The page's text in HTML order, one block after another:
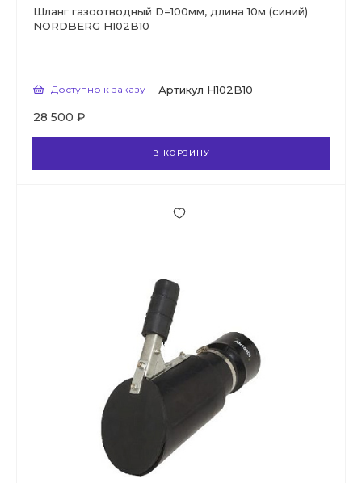
Шланг газоотводный D=100мм, длина 10м (синий)
NORDBERG H102B10
Доступно к заказу Артикул H102B10
28 500 ₽
В КОРЗИНУ